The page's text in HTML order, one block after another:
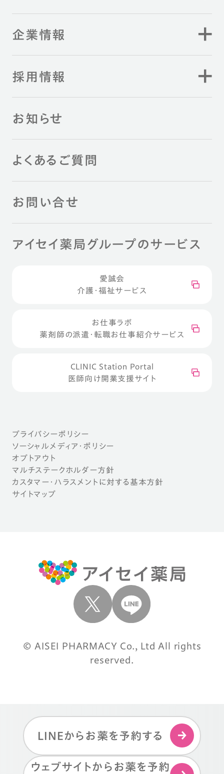
LINEからお薬を予約する
ウェブサイトからお薬を予約
企業情報
採用情報
お知らせ
よくあるご質問
お問い合せ
アイセイ薬局グループのサービス
愛誠会
介護・福祉サービス
お仕事ラボ
薬剤師の派遣・転職お仕事紹介サービス
CLINIC Station Portal
医師向け開業支援サイト
プライバシーポリシー
ソーシャルメディア・ポリシー
オプトアウト
マルチステークホルダー方針
カスタマー・ハラスメントに対する基本方針
サイトマップ
© AISEI PHARMACY Co., Ltd All rights
reserved.